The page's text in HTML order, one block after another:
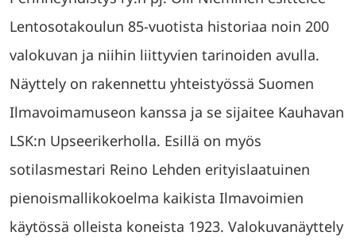
Lentosotakoulun 85-­vuotista historiaa noin 200
valokuvan ja niihin liittyvien tarinoiden avulla.
Näyttely on rakennettu yhteistyössä Suomen
Ilmavoimamuseon kanssa ja se sijaitee Kauhavan
LSK:n Upseerikerholla. Esillä on myös
sotilasmestari Reino Lehden erityislaatuinen
pienoismallikokoelma kaikista Ilmavoimien
käytössä olleista koneista 1923. Valokuvanäyttely